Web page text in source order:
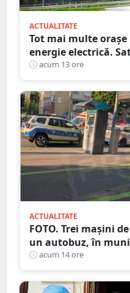
ACTUALITATE
Tot mai multe
energie electrică.
măsuri. Cu ce
primari
acum 13 ore
ACTUALITATE
FOTO. Trei mașini
un autobuz, în
Ambulanța, la fața
acum 14 ore